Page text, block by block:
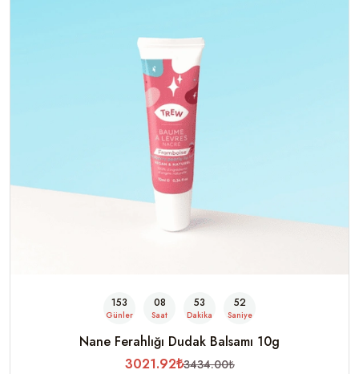
153
Günler
08
Saat
53
Dakika
49
Saniye
Nane Ferahlığı Dudak Balsamı 10g
3021.92₺3434.00₺